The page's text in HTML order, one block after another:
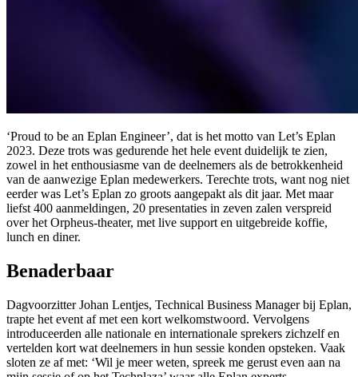
‘Proud to be an Eplan Engineer’, dat is het motto van Let’s Eplan
2023. Deze trots was gedurende het hele event duidelijk te zien,
zowel in het enthousiasme van de deelnemers als de betrokkenheid
van de aanwezige Eplan medewerkers. Terechte trots, want nog niet
eerder was Let’s Eplan zo groots aangepakt als dit jaar. Met maar
liefst 400 aanmeldingen, 20 presentaties in zeven zalen verspreid
over het Orpheus-theater, met live support en uitgebreide koffie,
lunch en diner.
Benaderbaar
Dagvoorzitter Johan Lentjes, Technical Business Manager bij Eplan,
trapte het event af met een kort welkomstwoord. Vervolgens
introduceerden alle nationale en internationale sprekers zichzelf en
vertelden kort wat deelnemers in hun sessie konden opsteken. Vaak
sloten ze af met: ‘Wil je meer weten, spreek me gerust even aan na